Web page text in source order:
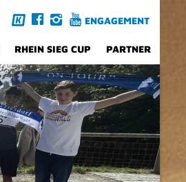
ENGAGEMENT
RHEIN SIEG CUP PARTNER